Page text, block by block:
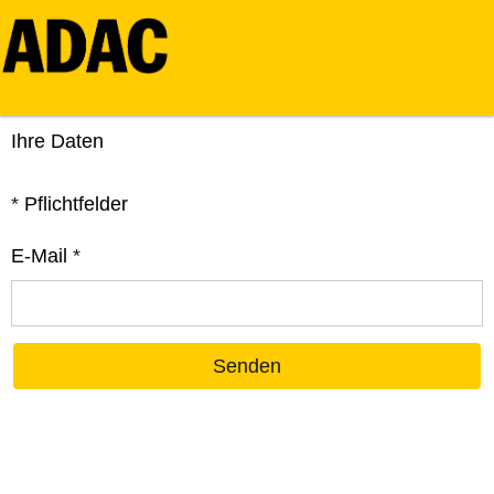
Ihre Daten
* Pflichtfelder
E-Mail *
Senden